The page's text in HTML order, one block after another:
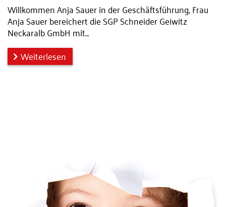
Willkommen Anja Sauer in der Geschäftsführung, Frau
Anja Sauer bereichert die SGP Schneider Geiwitz
Neckaralb GmbH mit…
Weiterlesen